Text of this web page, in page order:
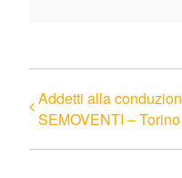
Addetti alla
SEMOVENTI – Torino